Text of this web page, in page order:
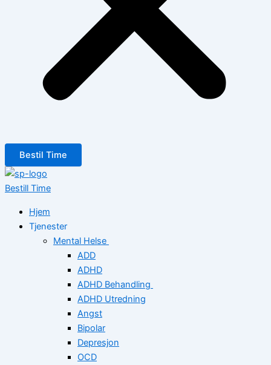
Bestil Time
Bestill Time
Hjem
Tjenester
Mental Helse
ADD
ADHD
ADHD Behandling
ADHD Utredning
Angst
Bipolar
Depresjon
OCD